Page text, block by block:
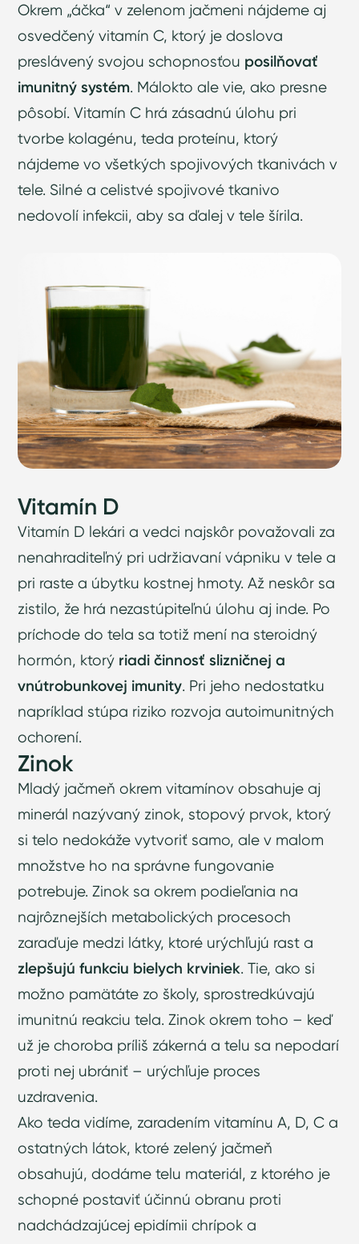
Okrem „áčka“ v zelenom jačmeni nájdeme aj
osvedčený vitamín C, ktorý je doslova
preslávený svojou schopnosťou posilňovať
imunitný systém. Málokto ale vie, ako presne
pôsobí. Vitamín C hrá zásadnú úlohu pri
tvorbe kolagénu, teda proteínu, ktorý
nájdeme vo všetkých spojivových tkanivách v
tele. Silné a celistvé spojivové tkanivo
nedovolí infekcii, aby sa ďalej v tele šírila.
Vitamín D
Vitamín D lekári a vedci najskôr považovali za
nenahraditeľný pri udržiavaní vápniku v tele a
pri raste a úbytku kostnej hmoty. Až neskôr sa
zistilo, že hrá nezastúpiteľnú úlohu aj inde. Po
príchode do tela sa totiž mení na steroidný
hormón, ktorý riadi činnosť slizničnej a
vnútrobunkovej imunity. Pri jeho nedostatku
napríklad stúpa riziko rozvoja autoimunitných
ochorení.
Zinok
Mladý jačmeň okrem vitamínov obsahuje aj
minerál nazývaný zinok, stopový prvok, ktorý
si telo nedokáže vytvoriť samo, ale v malom
množstve ho na správne fungovanie
potrebuje. Zinok sa okrem podieľania na
najrôznejších metabolických procesoch
zaraďuje medzi látky, ktoré urýchľujú rast a
zlepšujú funkciu bielych krviniek. Tie, ako si
možno pamätáte zo školy, sprostredkúvajú
imunitnú reakciu tela. Zinok okrem toho – keď
už je choroba príliš zákerná a telu sa nepodarí
proti nej ubrániť – urýchľuje proces
uzdravenia.
Ako teda vidíme, zaradením vitamínu A, D, C a
ostatných látok, ktoré zelený jačmeň
obsahujú, dodáme telu materiál, z ktorého je
schopné postaviť účinnú obranu proti
nadchádzajúcej epidímii chrípok a